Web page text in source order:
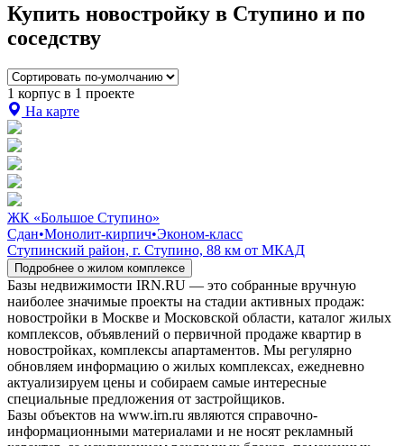
Купить новостройку в Ступино и по
соседству
1 корпус в 1 проекте
На карте
ЖК «Большое Ступино»
Сдан•Монолит-кирпич•Эконом-класс
Ступинский район, г. Ступино, 88 км от МКАД
Подробнее о жилом комплексе
Базы недвижимости IRN.RU — это собранные вручную
наиболее значимые проекты на стадии активных продаж:
новостройки в Москве и Московской области, каталог жилых
комплексов, объявлений о первичной продаже квартир в
новостройках, комплексы апартаментов. Мы регулярно
обновляем информацию о жилых комплексах, ежедневно
актуализируем цены и собираем самые интересные
специальные предложения от застройщиков.
Базы объектов на www.irn.ru являются справочно-
информационными материалами и не носят рекламный